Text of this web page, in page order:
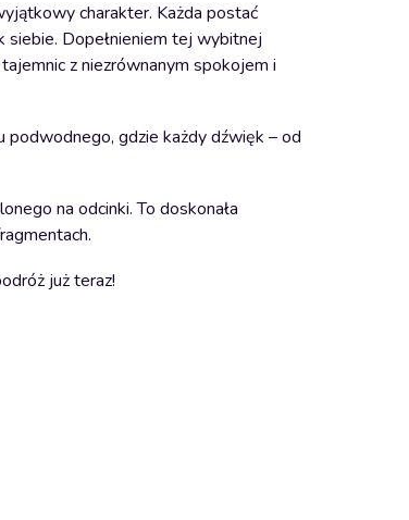
charakter. Każda postać
siebie. Dopełnieniem tej wybitnej
z niezrównanym spokojem i
podwodnego, gdzie każdy dźwięk – od
na odcinki. To doskonała
już teraz!